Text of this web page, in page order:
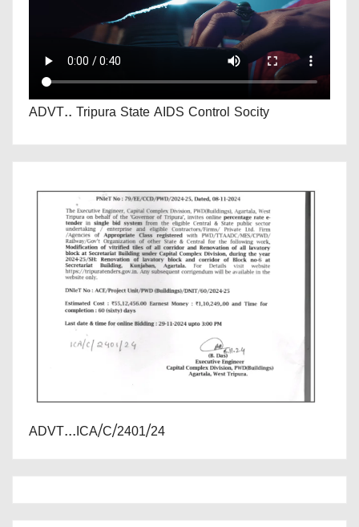
ADVT.. Tripura State AIDS Control Socity
ADVT...ICA/C/2401/24